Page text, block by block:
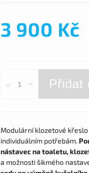
3 900 Kč
Přidat
Modulární klozetové křeslo
individuálním potřebám.
nástavec na toaletu,
a možnosti šikmého